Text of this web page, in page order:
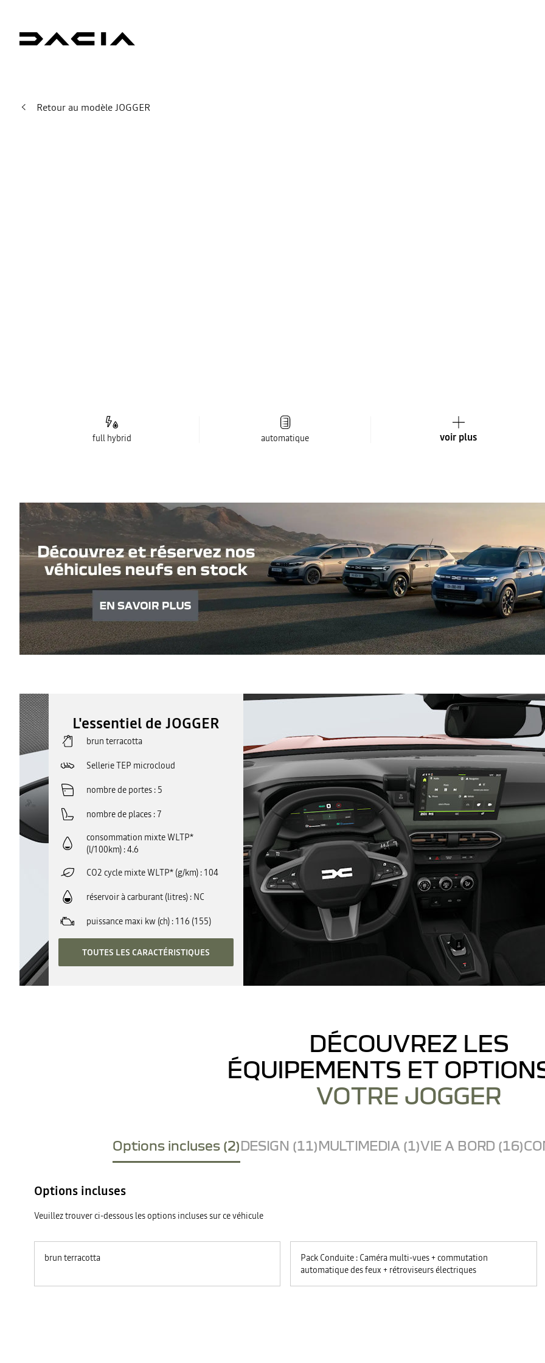
Retour au modèle JOGGER
full hybrid automatique voir plus
L'essentiel de JOGGER
brun terracotta
Sellerie TEP microcloud
nombre de portes 5
nombre de places 7
consommation mixte WLTP*
(l/100km) 4.6
CO2 cycle mixte WLTP* (g/km) 104
réservoir à carburant (litres) NC
puissance maxi kw (ch) 116 (155)
TOUTES LES CARACTÉRISTIQUES
DÉCOUVREZ LES
ÉQUIPEMENTS ET
VOTRE JOGGER
Options incluses (2)DESIGN (11)MULTIMEDIA (1)VIE A BORD (16)
Options incluses
Veuillez trouver ci-dessous les options incluses sur ce véhicule
brun terracotta
Pack Conduite : Caméra multi-vues + commutation
automatique des feux + rétroviseurs électriques